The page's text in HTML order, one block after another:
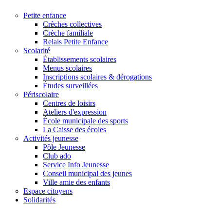
Petite enfance
Crèches collectives
Crèche familiale
Relais Petite Enfance
Scolarité
Établissements scolaires
Menus scolaires
Inscriptions scolaires & dérogations
Études surveillées
Périscolaire
Centres de loisirs
Ateliers d'expression
École municipale des sports
La Caisse des écoles
Activités jeunesse
Pôle Jeunesse
Club ado
Service Info Jeunesse
Conseil municipal des jeunes
Ville amie des enfants
Espace citoyens
Solidarités